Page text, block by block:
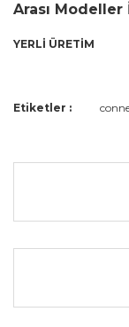
Arası Modeller
YERLİ ÜRETİM
Bu ürünün fiyat
Ürün resmi
Ürün
Ürün
Ürün fiyatı
Etiketler :